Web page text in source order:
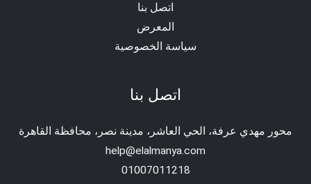
اتصل بنا
المعرض
سياسة الخصوصية
اتصل بنا
محور مهدي عرفة، الحي العاشر، مدينة نصر، محافظة القاهرة‬
help@elalmanya.com
01007011218